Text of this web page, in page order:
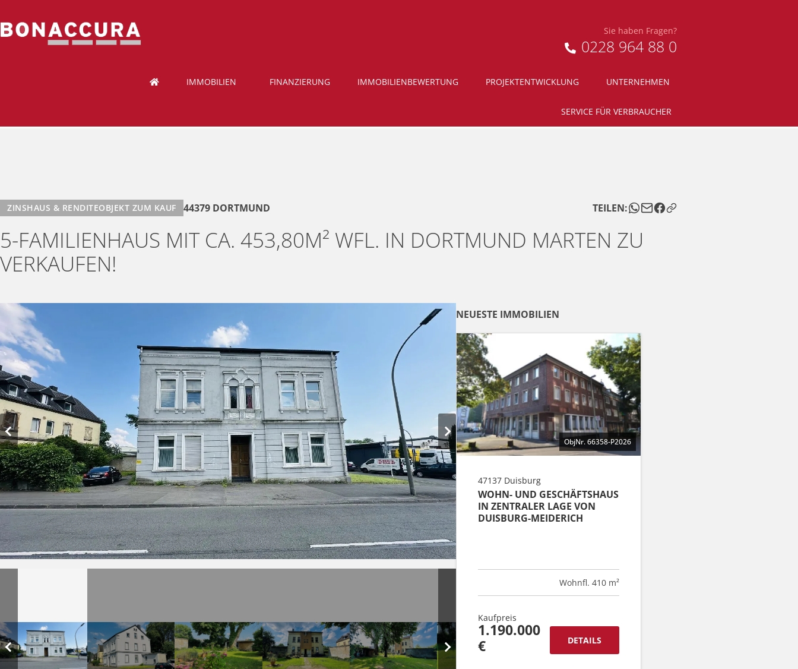
Sie haben Fragen?
0228 964 88 0
IMMOBILIEN FINANZIERUNG IMMOBILIENBEWERTUNG PROJEKTENTWICKLUNG UNTERNEHMEN
SERVICE FÜR VERBRAUCHER
ZINSHAUS & RENDITEOBJEKT ZUM KAUF 44379 DORTMUND TEILEN:
5-FAMILIENHAUS MIT CA. 453,80M² WFL. IN DORTMUND MARTEN ZU
VERKAUFEN!
NEUESTE IMMOBILIEN
ObjNr. 66358-P2026
47137 Duisburg
WOHN- UND GESCHÄFTSHAUS
IN ZENTRALER LAGE VON
DUISBURG-MEIDERICH
Wohnfl. 410 m²
Kaufpreis
1.190.000
€
DETAILS